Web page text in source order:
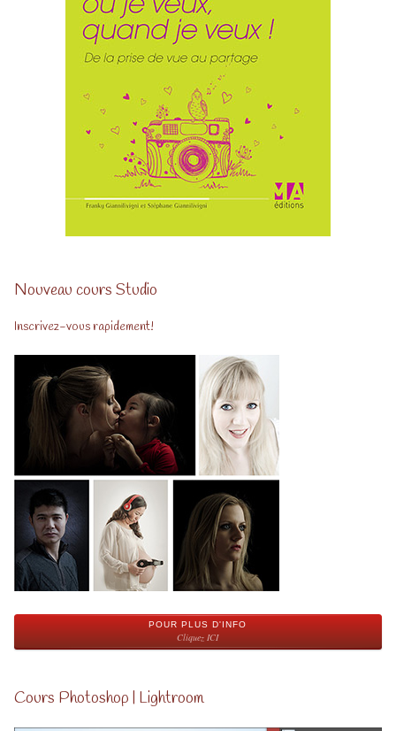
Nouveau cours Studio
Inscrivez-vous rapidement!
POUR PLUS D'INFO
Cliquez ICI
Cours Photoshop | Lightroom